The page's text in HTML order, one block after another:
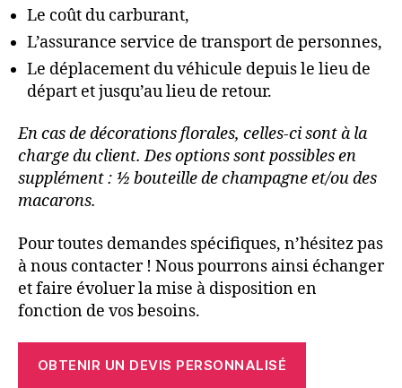
Le coût du carburant,
L’assurance service de transport de personnes,
Le déplacement du véhicule depuis le lieu de
départ et jusqu’au lieu de retour.
En cas de décorations florales, celles-ci sont à la
charge du client. Des options sont possibles en
supplément : ½ bouteille de champagne et/ou des
macarons.
Pour toutes demandes spécifiques, n’hésitez pas
à nous contacter ! Nous pourrons ainsi échanger
et faire évoluer la mise à disposition en
fonction de vos besoins.
OBTENIR UN DEVIS PERSONNALISÉ